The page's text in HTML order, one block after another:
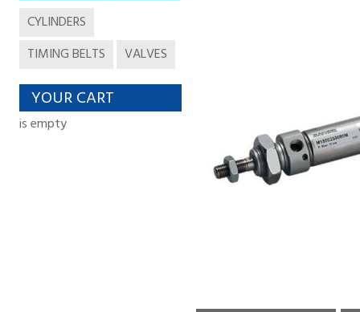
CYLINDERS
TIMING BELTS
VALVES
YOUR CART
is empty